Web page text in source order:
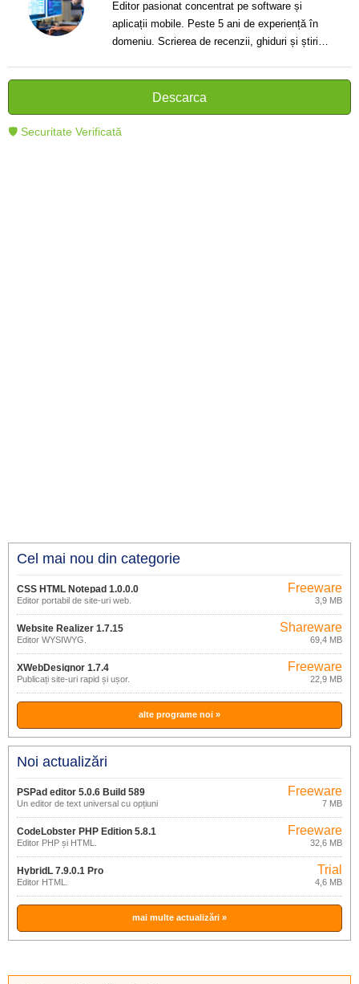
Editor pasionat concentrat pe software și
aplicații mobile. Peste 5 ani de experiență în
domeniu. Scrierea de recenzii, ghiduri și știri.
cititorii să înțeleagă și să folosească mai bine
tehnologia modernă.
Descarca
🛡 Securitate Verificată
Cel mai nou din categorie
CSS HTML Notepad 1.0.0.0
Editor portabil de site-uri web.
Freeware
3,9 MB
Website Realizer 1.7.15
Editor WYSIWYG.
Shareware
69,4 MB
XWebDesignor 1.7.4
Publicați site-uri rapid și ușor.
Freeware
22,9 MB
alte programe noi »
Noi actualizări
PSPad editor 5.0.6 Build 589
Un editor de text universal cu opțiuni
Freeware
7 MB
CodeLobster PHP Edition 5.8.1
Editor PHP și HTML.
Freeware
32,6 MB
HybridL 7.9.0.1 Pro
Editor HTML.
Trial
4,6 MB
mai multe actualizări »